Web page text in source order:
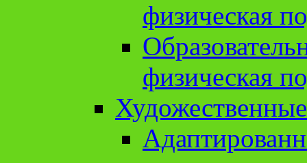
физическая
физическая
Художественные